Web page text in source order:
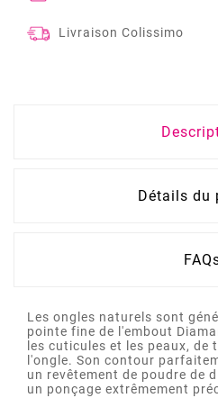
Livraison Colissimo
Détails du
Les ongles naturels sont
pointe fine de l'embout
les cuticules et les peaux,
l'ongle. Son contour
un revêtement de poudre de
un ponçage extrêmement